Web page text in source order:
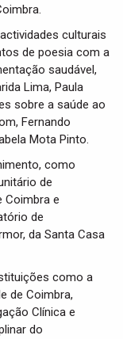
culturais
de poesia com a
saudável,
Lima, Paula
sobre a saúde ao
Fernando
Mota Pinto.
como
de
Coimbra e
de
da Santa Casa
como a
de Coimbra,
Clínica e
do